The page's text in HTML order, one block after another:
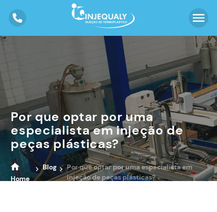
Por que optar por uma
especialista em injeção de
peças plásticas?
Home
Blog
Por que optar por uma especialista em
injeção de peças plásticas?